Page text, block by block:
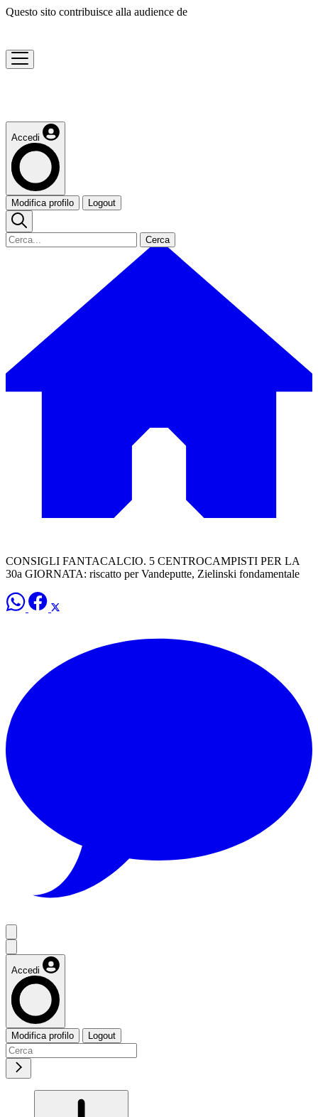
Questo sito contribuisce alla audience de
Accedi
Modifica profilo Logout
Cerca
CONSIGLI FANTACALCIO. 5 CENTROCAMPISTI PER LA
30a GIORNATA: riscatto per Vandeputte, Zielinski fondamentale
Accedi
Modifica profilo Logout